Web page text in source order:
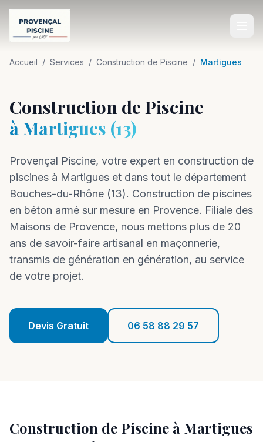
Accueil
Construction de Piscine
Rénovation de Piscine
Entretien de Piscine
Équipements de Piscine
Aménagement Extérieur
Dépannage Piscine
Réalisations
Contact
Accueil / Services / Construction de Piscine / Martigues
Construction de Piscine
àMartigues (13)
Provençal Piscine, votre expert en construction de
piscines à Martigues et dans tout le département
Bouches-du-Rhône (13). Construction de piscines
en béton armé sur mesure en Provence. Filiale des
Maisons de Provence, nous mettons plus de 20
ans de savoir-faire artisanal en maçonnerie,
transmis de génération en génération, au service
de votre projet.
Devis Gratuit 06 58 88 29 57
Construction de Piscine à Martigues